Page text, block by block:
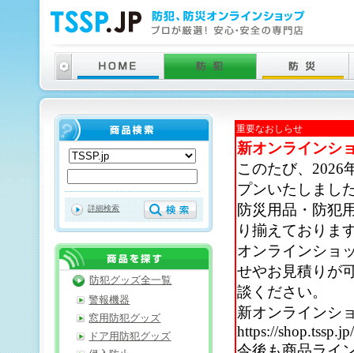
重要なおしらせ
新オンラインシ
このたび、2026
プンいたしまし
防災用品・防犯
り揃えておりま
オンラインショ
せやお見積りが
談ください。
新オンラインシ
https://shop.tssp.jp/
詳細検索
防犯グッズ全一覧
警報機器
窓用防犯グッズ
ドア用防犯グッズ